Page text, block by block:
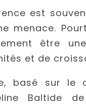
est
menace.
être
et de
basé sur le
Baltide